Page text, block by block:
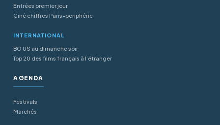
Entrées premier jour
Ciné chiffres Paris-periphérie
INTERNATIONAL
BO US au dimanche soir
Top 20 des films français à l’étranger
AGENDA
Festivals
Marchés